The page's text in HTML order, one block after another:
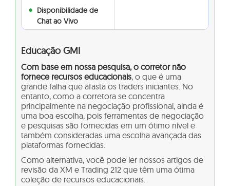
Disponibilidade de
Chat ao Vivo
Educação GMI
Com base em nossa pesquisa, o corretor não
fornece recursos educacionais, o que é uma
grande falha que afasta os traders iniciantes. No
entanto, como a corretora se concentra
principalmente na negociação profissional, ainda é
uma boa escolha, pois ferramentas de negociação
e pesquisas são fornecidas em um ótimo nível e
também consideradas uma escolha avançada das
plataformas fornecidas.
Como alternativa, você pode ler nossos artigos de
revisão da XM e Trading 212 que têm uma ótima
coleção de recursos educacionais.